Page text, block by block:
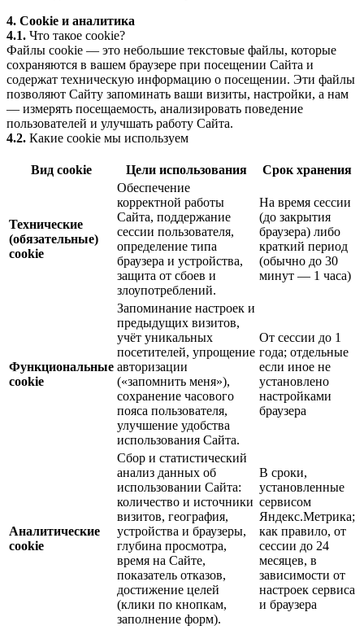
4. Cookie и аналитика
4.1. Что такое cookie?
Файлы cookie — это небольшие текстовые файлы, которые
сохраняются в вашем браузере при посещении Сайта и
содержат техническую информацию о посещении. Эти файлы
позволяют Сайту запоминать ваши визиты, настройки, а нам
— измерять посещаемость, анализировать поведение
пользователей и улучшать работу Сайта.
4.2. Какие cookie мы используем
Вид cookie Цели использования Срок хранения
Технические
(обязательные)
cookie
Обеспечение
корректной работы
Сайта, поддержание
сессии пользователя,
определение типа
браузера и устройства,
защита от сбоев и
злоупотреблений.
На время сессии
(до закрытия
браузера) либо
краткий период
(обычно до 30
минут — 1 часа)
Функциональные
cookie
Запоминание настроек и
предыдущих визитов,
учёт уникальных
посетителей, упрощение
авторизации
(«запомнить меня»),
сохранение часового
пояса пользователя,
улучшение удобства
использования Сайта.
От сессии до 1
года; отдельные
если иное не
установлено
настройками
браузера
Аналитические
cookie
Сбор и статистический
анализ данных об
использовании Сайта:
количество и источники
визитов, география,
устройства и браузеры,
глубина просмотра,
время на Сайте,
показатель отказов,
достижение целей
(клики по кнопкам,
заполнение форм).
В сроки,
установленные
сервисом
Яндекс.Метрика;
как правило, от
сессии до 24
месяцев, в
зависимости от
настроек сервиса
и браузера